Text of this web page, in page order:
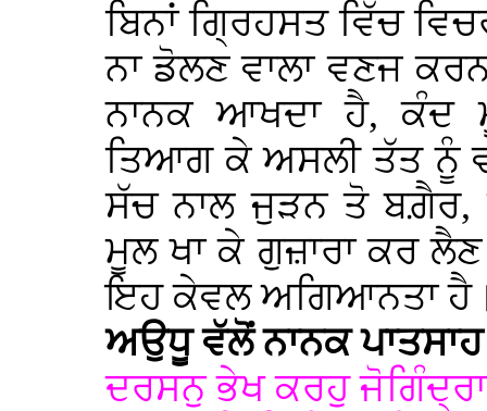
ਬਿਨਾਂ ਗ੍ਰਿਹਸਤ ਵਿੱਚ
ਨਾ ਡੋਲਣ ਵਾਲਾ ਵਣਜ
ਨਾਨਕ ਆਖਦਾ ਹੈ, ਕੰਦ
ਤਿਆਗ ਕੇ ਅਸਲੀ ਤੱਤ ਨੂੰ
ਸੱਚ ਨਾਲ ਜੁੜਨ ਤੋ ਬਗ਼ੈਰ,
ਮੂਲ ਖਾ ਕੇ ਗੁਜ਼ਾਰਾ ਕਰ ਲੈਣ
ਇਹ ਕੇਵਲ ਅਗਿਆਨਤਾ
ਅਉਧੂ ਵੱਲੋਂ ਨਾਨਕ ਪਾਤਸਾਹ
ਦਰਸਨੁ ਭੇਖ ਕਰਹੁ ਜੋਗਿੰਦ੍ਰਾ